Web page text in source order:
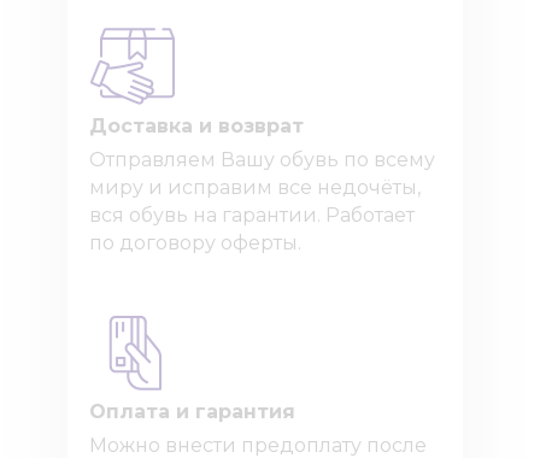
Доставка и возврат
Отправляем Вашу обувь по всему
миру и исправим все недочёты,
вся обувь на гарантии. Работает
по договору оферты.
Оплата и гарантия
Можно внести предоплату после